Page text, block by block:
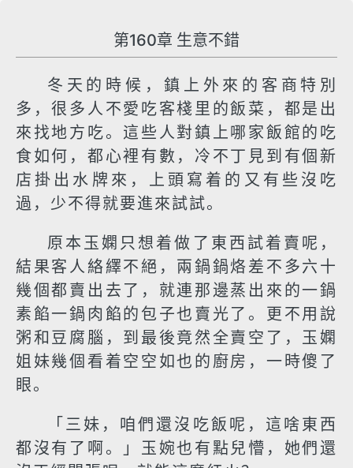
第160章 生意不錯
冬天的時候，鎮上外來的客商特別
多，很多人不愛吃客棧里的飯菜，都是出
來找地方吃。這些人對鎮上哪家飯館的吃
食如何，都心裡有數，冷不丁見到有個新
店掛出水牌來，上頭寫着的又有些沒吃
過，少不得就要進來試試。
原本玉嫻只想着做了東西試着賣呢，
結果客人絡繹不絕，兩鍋鍋烙差不多六十
幾個都賣出去了，就連那邊蒸出來的一鍋
素餡一鍋肉餡的包子也賣光了。更不用說
粥和豆腐腦，到最後竟然全賣空了，玉嫻
姐妹幾個看着空空如也的廚房，一時傻了
眼。
「三妹，咱們還沒吃飯呢，這啥東西
都沒有了啊。」玉婉也有點兒懵，她們還